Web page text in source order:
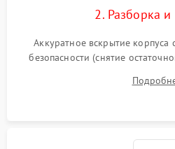
2. Разборка и
Аккуратное вскрытие
безопасности (снятие
и кистей для предотвращения